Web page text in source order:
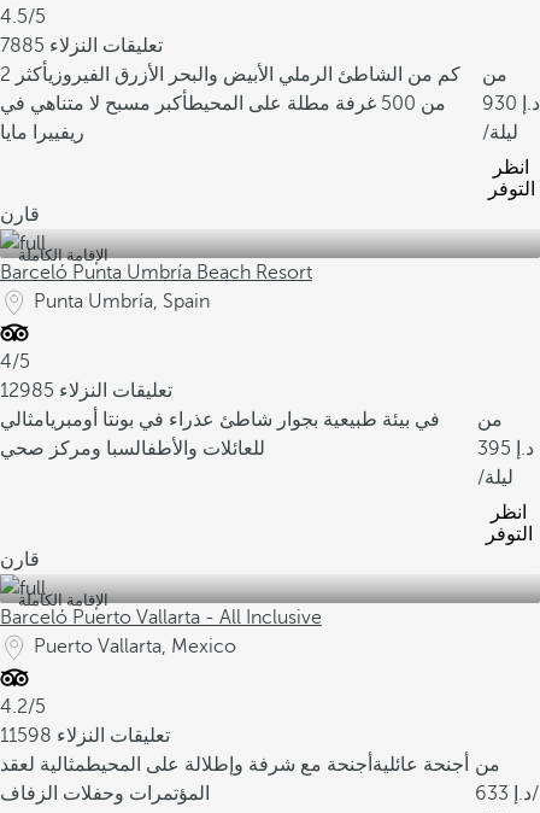
4.5/5
7885 تعليقات النزلاء
2 كم من الشاطئ الرملي الأبيض والبحر الأزرق الفيروزيأكثر
من 500 غرفة مطلة على المحيط
أكبر مسبح لا متناهي في
ريفييرا مايا
من
930
/ليلة
انظر
التوفر
قارن
الإقامة الكاملة
Barceló Punta Umbría Beach Resort
Punta Umbría, Spain
4/5
12985 تعليقات النزلاء
في بيئة طبيعية بجوار شاطئ عذراء في بونتا أومبريامثالي
للعائلات والأطفالسبا ومركز صحي
من
395
/ليلة
انظر
التوفر
قارن
الإقامة الكاملة
Barceló Puerto Vallarta - All Inclusive
Puerto Vallarta, Mexico
4.2/5
11598 تعليقات النزلاء
أجنحة عائلية أجنحة مع شرفة وإطلالة على المحيطمثالية لعقد
المؤتمرات وحفلات الزفاف
من
633
/